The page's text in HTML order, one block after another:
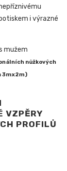
i výrazné
nůžkových
3mx2m)
VZPĚRY
PROFILŮ